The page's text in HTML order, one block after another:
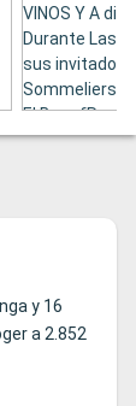
VINOS Y A
Durante Las
sus invitados
Sommeliers.
El Bar ofRece
y 16
a 2.852